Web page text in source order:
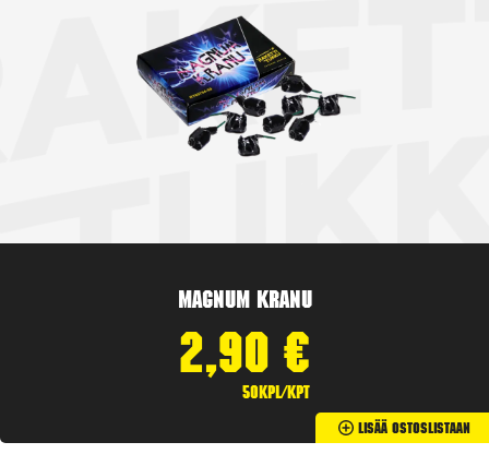
Magnum Kranu
2,90 €
50kpl/kpt
Lisää Ostoslistaan